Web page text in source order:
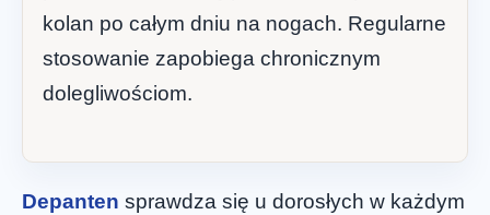
kolan po całym dniu na nogach. Regularne
stosowanie zapobiega chronicznym
dolegliwościom.
Depanten sprawdza się u dorosłych w każdym